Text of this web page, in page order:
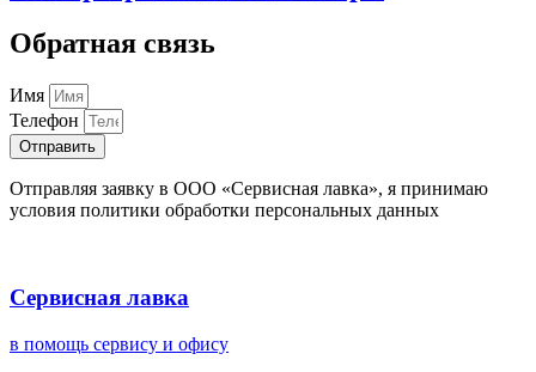
Обратная связь
Имя
Телефон
Отправить
Отправляя заявку в ООО «Сервисная лавка», я принимаю
условия политики обработки персональных данных
Сервисная лавка
в помощь сервису и офису